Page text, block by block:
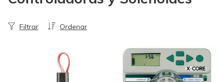
Ordenar
Filtrar